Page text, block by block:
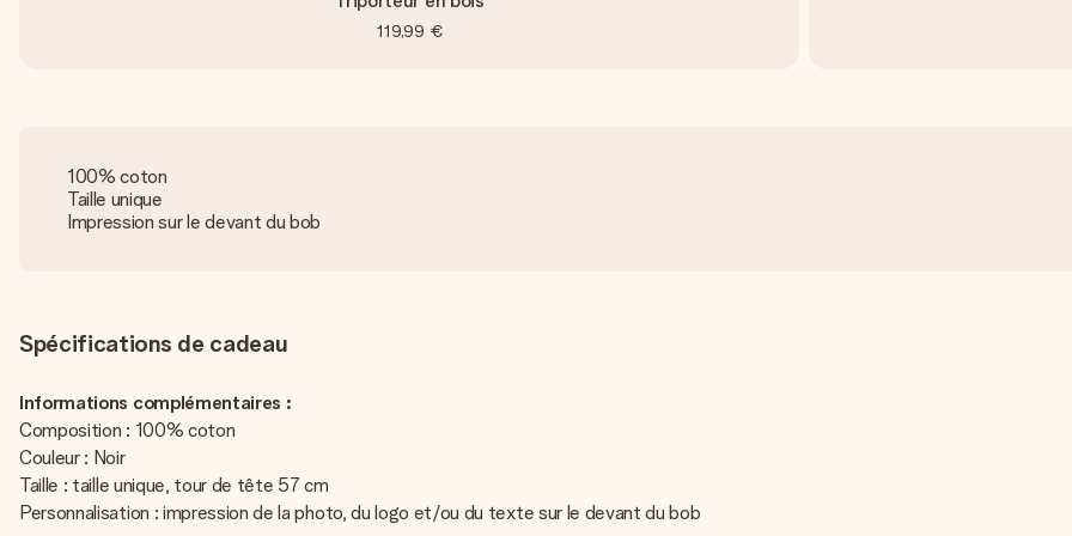
119,99 €
100% coton
Taille unique
Impression sur le devant du bob
Spécifications de cadeau
Informations complémentaires :
Composition : 100% coton
Couleur : Noir
Taille : taille unique, tour de tête 57 cm
Personnalisation : impression de la photo, du logo et/ou du texte sur le devant du bob